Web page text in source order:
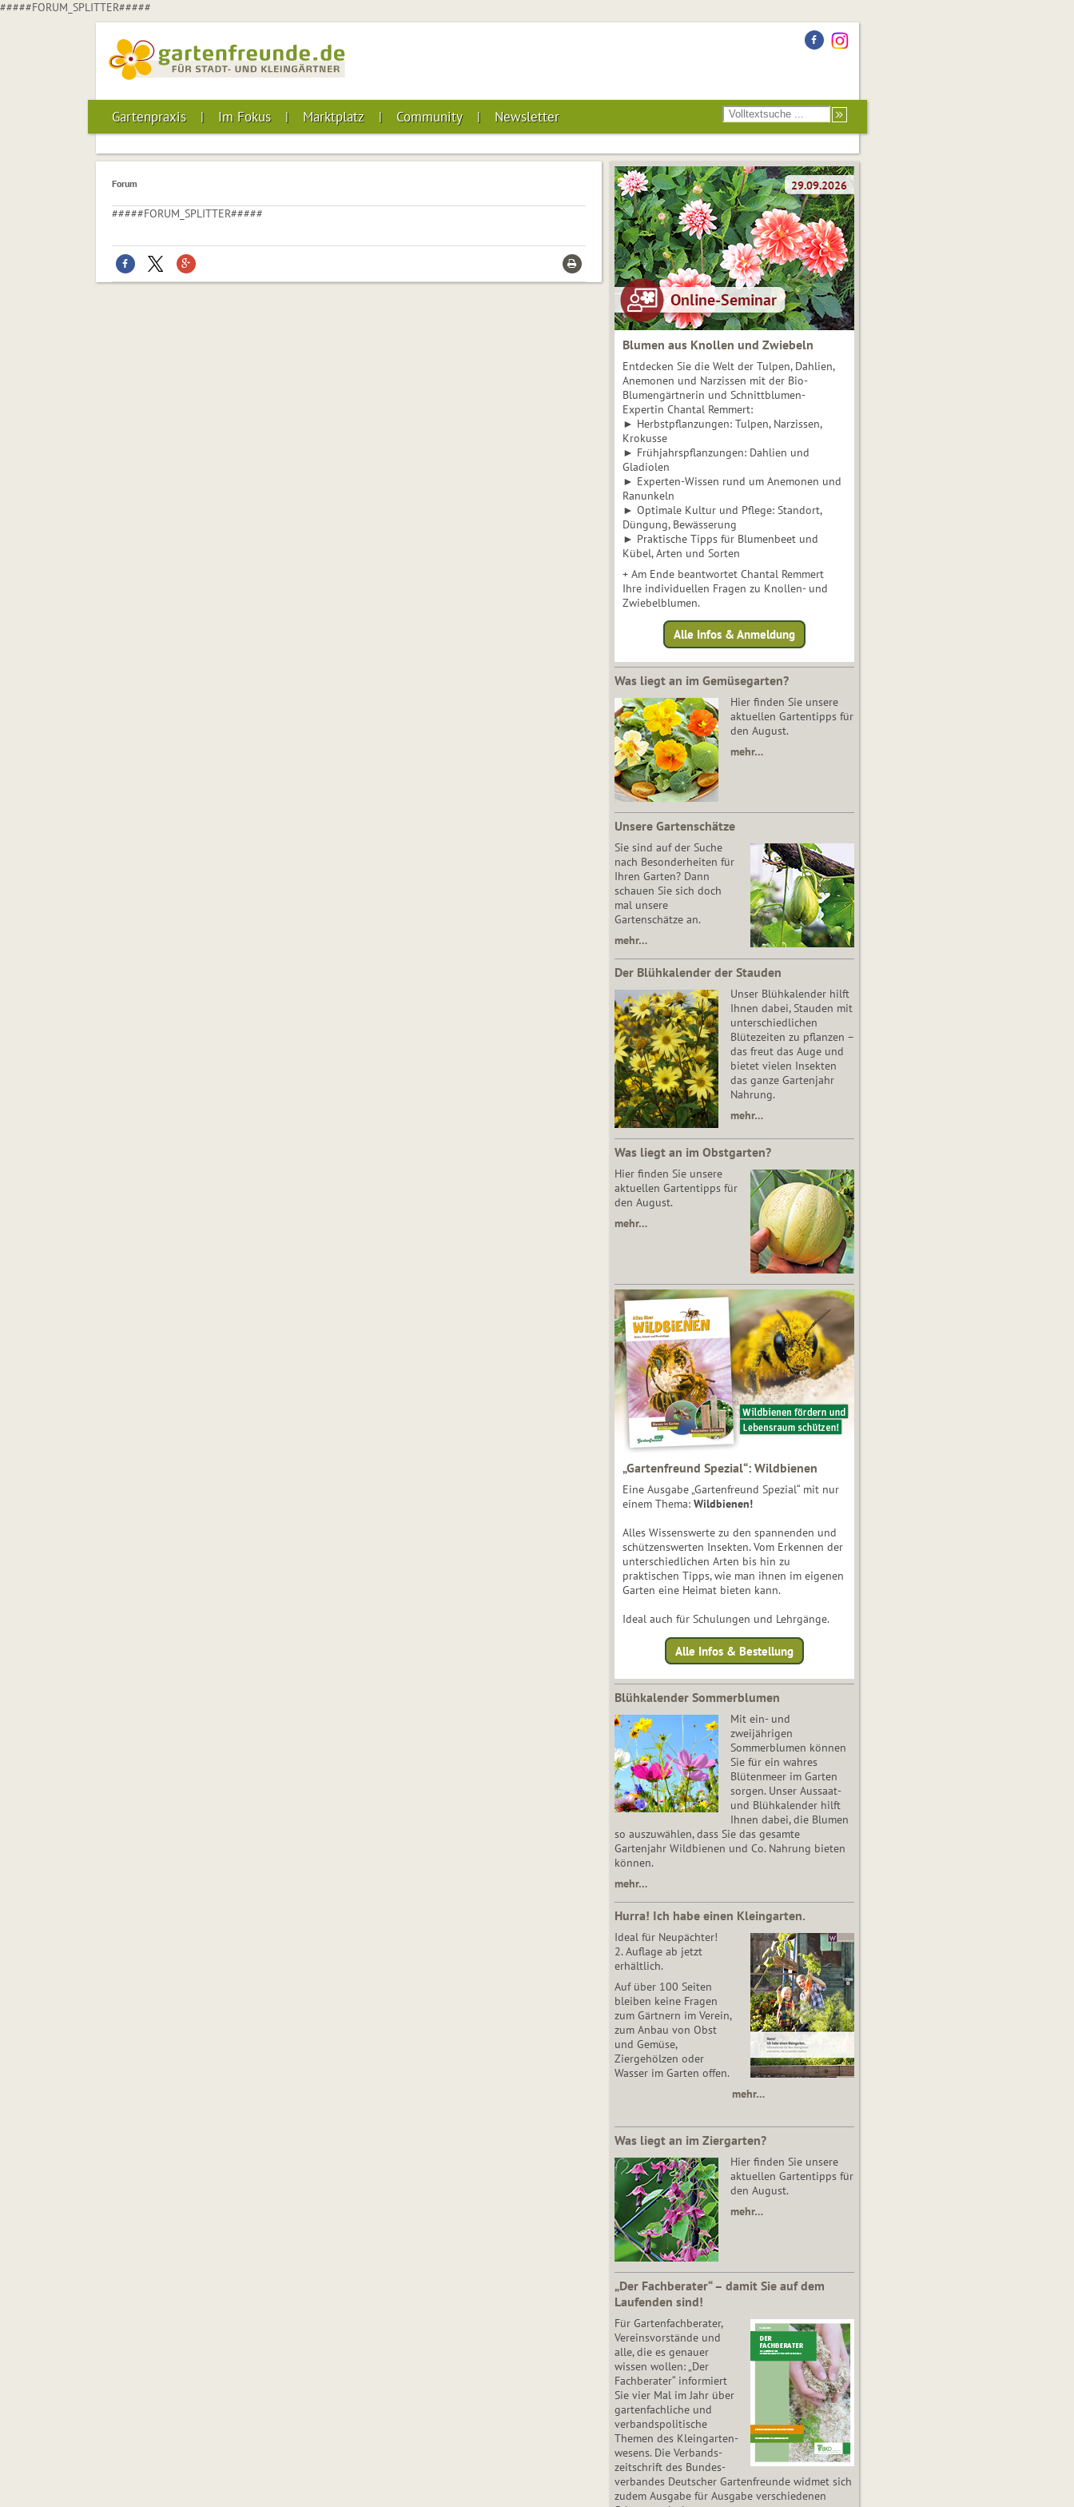
#####FORUM_SPLITTER#####
Gartenpraxis Im Fokus Marktplatz Community Newsletter
Forum
#####FORUM_SPLITTER#####
Blumen aus Knollen und Zwiebeln
Entdecken Sie die Welt der Tulpen, Dahlien,
Anemonen und Narzissen mit der Bio-
Blumengärtnerin und Schnittblumen-
Expertin Chantal Remmert:
► Herbstpflanzungen: Tulpen, Narzissen,
Krokusse
► Frühjahrspflanzungen: Dahlien und
Gladiolen
► Experten-Wissen rund um Anemonen und
Ranunkeln
► Optimale Kultur und Pflege: Standort,
Düngung, Bewässerung
► Praktische Tipps für Blumenbeet und
Kübel, Arten und Sorten
+ Am Ende beantwortet Chantal Remmert
Ihre individuellen Fragen zu Knollen- und
Zwiebelblumen.
Alle Infos & Anmeldung
Was liegt an im Gemüsegarten?
Hier finden Sie unsere
aktuellen Gartentipps für
den August.
mehr…
Unsere Gartenschätze
Sie sind auf der Suche
nach Besonderheiten für
Ihren Garten? Dann
schauen Sie sich doch
mal unsere
Gartenschätze an.
mehr…
Der Blühkalender der Stauden
Unser Blühkalender hilft
Ihnen dabei, Stauden mit
unterschiedlichen
Blütezeiten zu pflanzen –
das freut das Auge und
bietet vielen Insekten
das ganze Gartenjahr
Nahrung.
mehr…
Was liegt an im Obstgarten?
Hier finden Sie unsere
aktuellen Gartentipps für
den August.
mehr…
„Gartenfreund Spezial“: Wildbienen
Eine Ausgabe „Gartenfreund Spezial“ mit nur
einem Thema: Wildbienen!
Alles Wissenswerte zu den spannenden und
schützenswerten Insekten. Vom Erkennen der
unterschiedlichen Arten bis hin zu
praktischen Tipps, wie man ihnen im eigenen
Garten eine Heimat bieten kann.
Ideal auch für Schulungen und Lehrgänge.
Alle Infos & Bestellung
Blühkalender Sommerblumen
Mit ein- und
zweijährigen
Sommerblumen können
Sie für ein wahres
Blütenmeer im Garten
sorgen. Unser Aussaat-
und Blühkalender hilft
Ihnen dabei, die Blumen
so auszuwählen, dass Sie das gesamte
Gartenjahr Wildbienen und Co. Nahrung bieten
können.
mehr…
Hurra! Ich habe einen Kleingarten.
Ideal für Neupächter!
2. Auflage ab jetzt
erhältlich.
Auf über 100 Seiten
bleiben keine Fragen
zum Gärtnern im Verein,
zum Anbau von Obst
und Gemüse,
Ziergehölzen oder
Wasser im Garten offen.
mehr…
Was liegt an im Ziergarten?
Hier finden Sie unsere
aktuellen Gartentipps für
den August.
mehr…
„Der Fachberater“ – damit Sie auf dem
Laufenden sind!
Für Gartenfachberater,
Vereinsvorstände und
alle, die es genauer
wissen wollen: „Der
Fachberater“ informiert
Sie vier Mal im Jahr über
gartenfachliche und
verbandspolitische
Themen des Klein­gar­ten­
wesens. Die Ver­bands­
zeit­schrift des Bun­des­
ver­ban­des Deutscher Gartenfreunde widmet sich
zudem Ausgabe für Ausgabe verschiedenen